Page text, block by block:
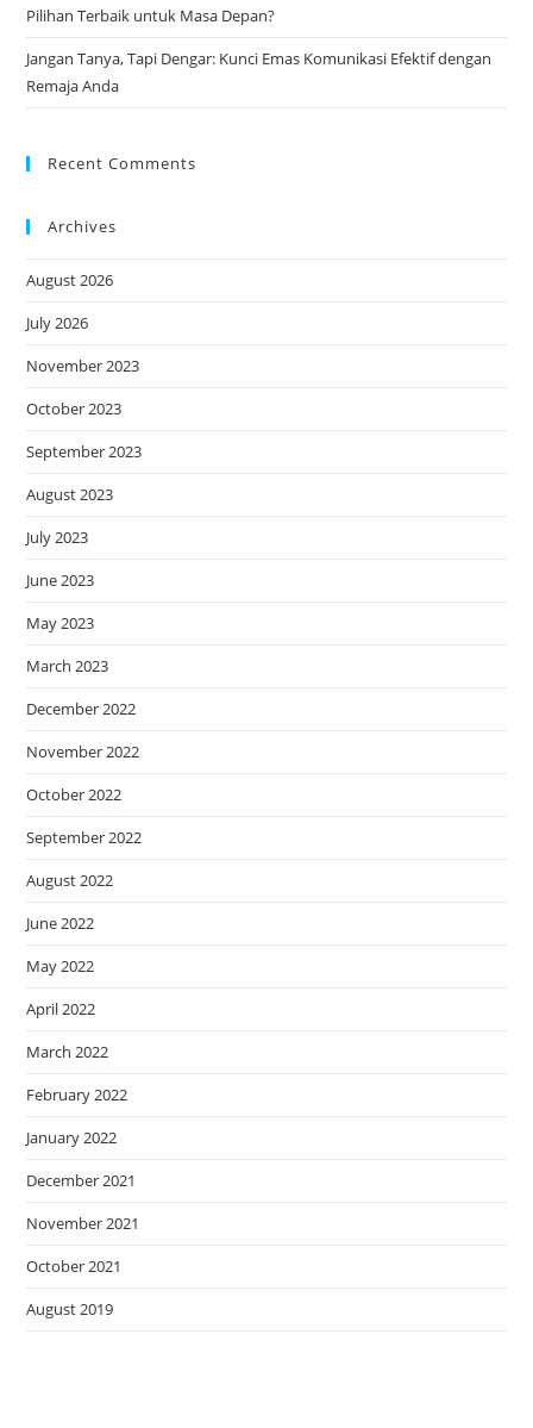
Pilihan Terbaik untuk Masa Depan?
Jangan Tanya, Tapi Dengar: Kunci Emas Komunikasi Efektif dengan
Remaja Anda
Recent Comments
Archives
August 2026
July 2026
November 2023
October 2023
September 2023
August 2023
July 2023
June 2023
May 2023
March 2023
December 2022
November 2022
October 2022
September 2022
August 2022
June 2022
May 2022
April 2022
March 2022
February 2022
January 2022
December 2021
November 2021
October 2021
August 2019